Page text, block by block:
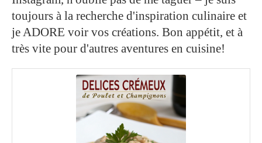
toujours à la recherche d'inspiration culinaire et
je ADORE voir vos créations. Bon appétit, et à
très vite pour d'autres aventures en cuisine!